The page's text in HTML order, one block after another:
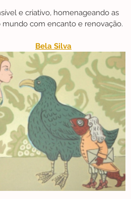
e criativo, homenageando as
mundo com encanto e renovação.
Bela Silva